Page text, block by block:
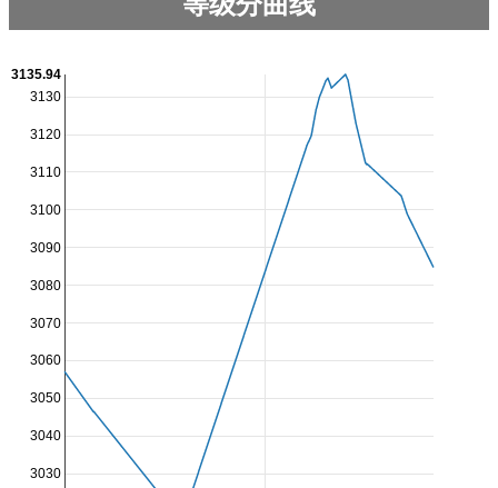
3030
3040
3050
3060
3070
3080
3090
3100
3110
3120
3130
3135.94